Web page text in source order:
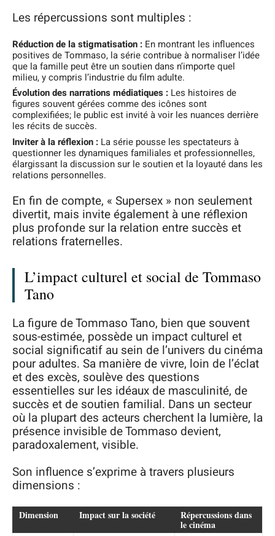
Les répercussions sont multiples :
Réduction de la stigmatisation : En montrant les influences
positives de Tommaso, la série contribue à normaliser l’idée
que la famille peut être un soutien dans n’importe quel
milieu, y compris l’industrie du film adulte.
Évolution des narrations médiatiques : Les histoires de
figures souvent gérées comme des icônes sont
complexifiées; le public est invité à voir les nuances derrière
les récits de succès.
Inviter à la réflexion : La série pousse les spectateurs à
questionner les dynamiques familiales et professionnelles,
élargissant la discussion sur le soutien et la loyauté dans les
relations personnelles.
En fin de compte, « Supersex » non seulement
divertit, mais invite également à une réflexion
plus profonde sur la relation entre succès et
relations fraternelles.
L’impact culturel et social de Tommaso
Tano
La figure de Tommaso Tano, bien que souvent
sous-estimée, possède un impact culturel et
social significatif au sein de l’univers du cinéma
pour adultes. Sa manière de vivre, loin de l’éclat
et des excès, soulève des questions
essentielles sur les idéaux de masculinité, de
succès et de soutien familial. Dans un secteur
où la plupart des acteurs cherchent la lumière, la
présence invisible de Tommaso devient,
paradoxalement, visible.
Son influence s’exprime à travers plusieurs
dimensions :
Dimension Impact sur la société Répercussions dans
le cinéma